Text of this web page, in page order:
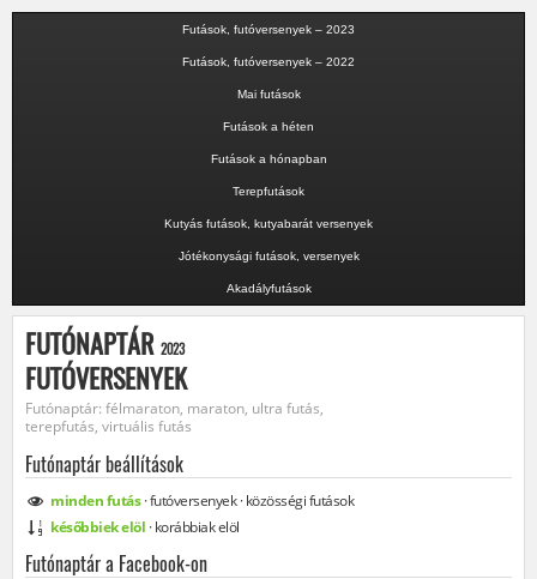
Futások, futóversenyek – 2023
Futások, futóversenyek – 2022
Mai futások
Futások a héten
Futások a hónapban
Terepfutások
Kutyás futások, kutyabarát versenyek
Jótékonysági futások, versenyek
Akadályfutások
FUTÓNAPTÁR 2023
FUTÓVERSENYEK
Futónaptár: félmaraton, maraton, ultra futás,
terepfutás, virtuális futás
Futónaptár beállítások
mindenfutás·futóversenyek·közösségifutások
későbbiek elöl ·korábbiak elöl
Futónaptár a Facebook-on